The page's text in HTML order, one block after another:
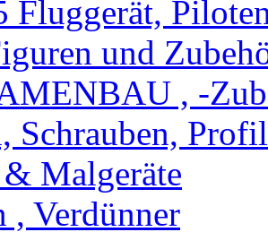
Fluggerät,
und
, -
Schrauben,
Malgeräte
, Verdünner